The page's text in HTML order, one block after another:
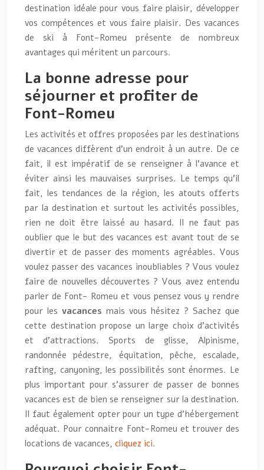
destination idéale pour vous faire plaisir, développer
vos compétences et vous faire plaisir. Des vacances
de ski à Font-Romeu présente de nombreux
avantages qui méritent un parcours.
La bonne adresse pour
séjourner et profiter de
Font-Romeu
Les activités et offres proposées par les destinations
de vacances diffèrent d’un endroit à un autre. De ce
fait, il est impératif de se renseigner à l’avance et
éviter ainsi les mauvaises surprises. Le temps qu’il
fait, les tendances de la région, les atouts offerts
par la destination et surtout les activités possibles,
rien ne doit être laissé au hasard. Il ne faut pas
oublier que le but des vacances est avant tout de se
divertir et de passer des moments agréables. Vous
voulez passer des vacances inoubliables ? Vous voulez
faire de nouvelles découvertes ? Vous avez entendu
parler de Font- Romeu et vous pensez vous y rendre
pour les vacances mais vous hésitez ? Sachez que
cette destination propose un large choix d’activités
et d’attractions. Sports de glisse, Alpinisme,
randonnée pédestre, équitation, pêche, escalade,
rafting, canyoning, les possibilités sont énormes. Le
plus important pour s’assurer de passer de bonnes
vacances est de bien se renseigner sur la destination.
Il faut également opter pour un type d’hébergement
adéquat. Pour connaitre Font-Romeu et trouver des
locations de vacances, cliquez ici.